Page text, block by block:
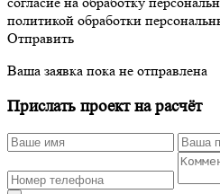
политикой обработки
Отправить
Ваша заявка пока не отправлена
Прислать проект на расчёт